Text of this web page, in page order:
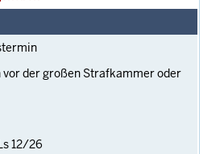
vor der großen Strafkammer oder
12/26